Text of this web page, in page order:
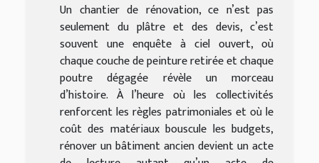
Un chantier de rénovation, ce n’est pas
seulement du plâtre et des devis, c’est
souvent une enquête à ciel ouvert, où
chaque couche de peinture retirée et chaque
poutre dégagée révèle un morceau
d’histoire. À l’heure où les collectivités
renforcent les règles patrimoniales et où le
coût des matériaux bouscule les budgets,
rénover un bâtiment ancien devient un acte